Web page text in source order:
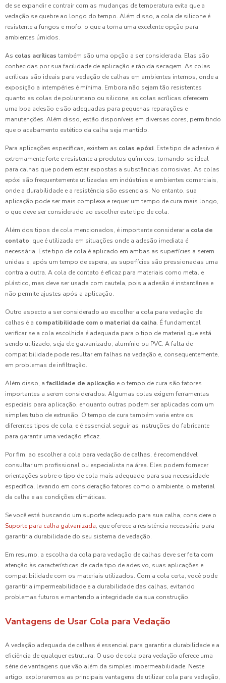
de se expandir e contrair com as mudanças de temperatura evita que a
vedação se quebre ao longo do tempo. Além disso, a cola de silicone é
resistente a fungos e mofo, o que a torna uma excelente opção para
ambientes úmidos.
As colas acrílicas também são uma opção a ser considerada. Elas são
conhecidas por sua facilidade de aplicação e rápida secagem. As colas
acrílicas são ideais para vedação de calhas em ambientes internos, onde a
exposição a intempéries é mínima. Embora não sejam tão resistentes
quanto as colas de poliuretano ou silicone, as colas acrílicas oferecem
uma boa adesão e são adequadas para pequenas reparações e
manutenções. Além disso, estão disponíveis em diversas cores, permitindo
que o acabamento estético da calha seja mantido.
Para aplicações específicas, existem as colas epóxi. Este tipo de adesivo é
extremamente forte e resistente a produtos químicos, tornando-se ideal
para calhas que podem estar expostas a substâncias corrosivas. As colas
epóxi são frequentemente utilizadas em indústrias e ambientes comerciais,
onde a durabilidade e a resistência são essenciais. No entanto, sua
aplicação pode ser mais complexa e requer um tempo de cura mais longo,
o que deve ser considerado ao escolher este tipo de cola.
Além dos tipos de cola mencionados, é importante considerar a cola de
contato, que é utilizada em situações onde a adesão imediata é
necessária. Este tipo de cola é aplicado em ambas as superfícies a serem
unidas e, após um tempo de espera, as superfícies são pressionadas uma
contra a outra. A cola de contato é eficaz para materiais como metal e
plástico, mas deve ser usada com cautela, pois a adesão é instantânea e
não permite ajustes após a aplicação.
Outro aspecto a ser considerado ao escolher a cola para vedação de
calhas é a compatibilidade com o material da calha. É fundamental
verificar se a cola escolhida é adequada para o tipo de material que está
sendo utilizado, seja ele galvanizado, alumínio ou PVC. A falta de
compatibilidade pode resultar em falhas na vedação e, consequentemente,
em problemas de infiltração.
Além disso, a facilidade de aplicação e o tempo de cura são fatores
importantes a serem considerados. Algumas colas exigem ferramentas
especiais para aplicação, enquanto outras podem ser aplicadas com um
simples tubo de extrusão. O tempo de cura também varia entre os
diferentes tipos de cola, e é essencial seguir as instruções do fabricante
para garantir uma vedação eficaz.
Por fim, ao escolher a cola para vedação de calhas, é recomendável
consultar um profissional ou especialista na área. Eles podem fornecer
orientações sobre o tipo de cola mais adequado para sua necessidade
específica, levando em consideração fatores como o ambiente, o material
da calha e as condições climáticas.
Se você está buscando um suporte adequado para sua calha, considere o
Suporte para calha galvanizada, que oferece a resistência necessária para
garantir a durabilidade do seu sistema de vedação.
Em resumo, a escolha da cola para vedação de calhas deve ser feita com
atenção às características de cada tipo de adesivo, suas aplicações e
compatibilidade com os materiais utilizados. Com a cola certa, você pode
garantir a impermeabilidade e a durabilidade das calhas, evitando
problemas futuros e mantendo a integridade da sua construção.
Vantagens de Usar Cola para Vedação
A vedação adequada de calhas é essencial para garantir a durabilidade e a
eficiência de qualquer estrutura. O uso de cola para vedação oferece uma
série de vantagens que vão além da simples impermeabilidade. Neste
artigo, exploraremos as principais vantagens de utilizar cola para vedação,